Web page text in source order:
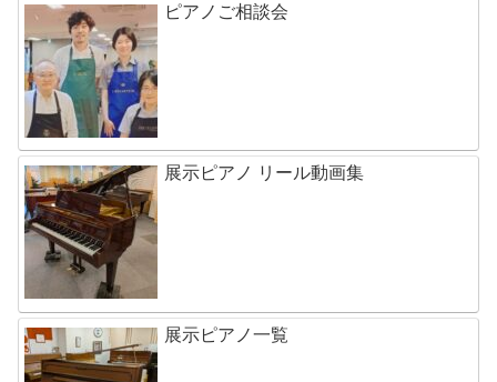
ピアノご相談会
展示ピアノ リール動画集
展示ピアノ一覧